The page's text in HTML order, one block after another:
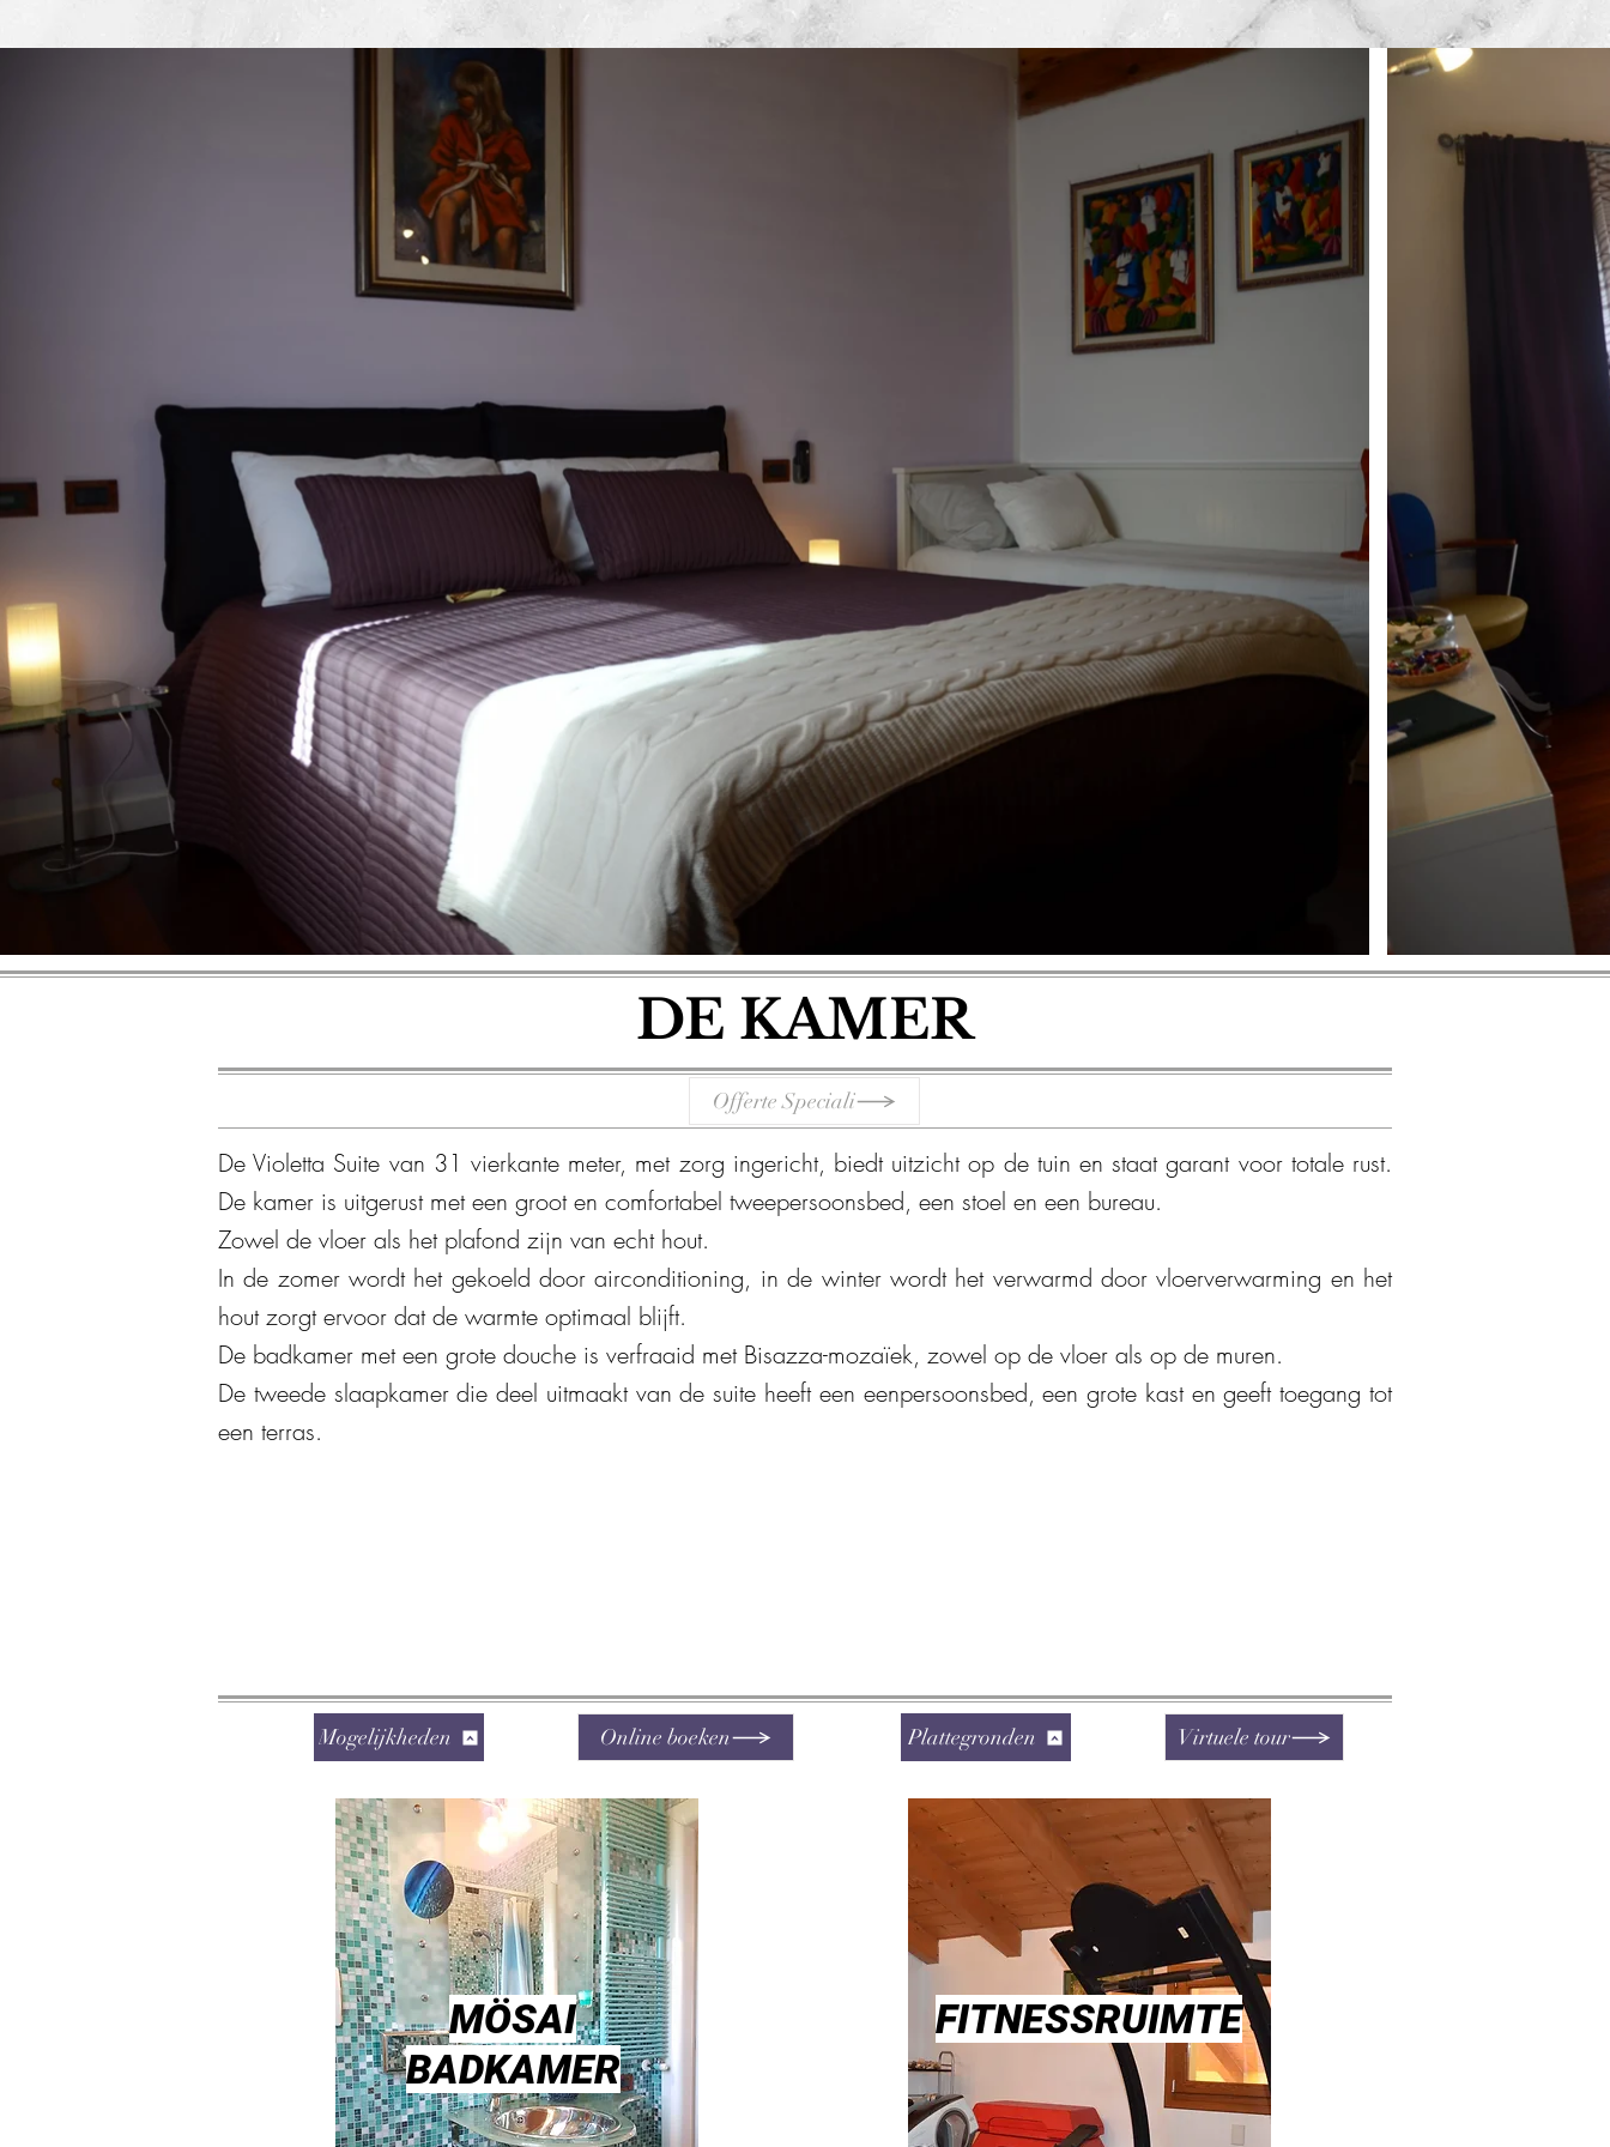
DE KAMER
Offerte Speciali
De Violetta Suite van 31 vierkante meter, met zorg ingericht, biedt uitzicht op de tuin en staat garant voor totale rust.
De kamer is uitgerust met een groot en comfortabel tweepersoonsbed, een stoel en een bureau.
Zowel de vloer als het plafond zijn van echt hout.
In de zomer wordt het gekoeld door airconditioning, in de winter wordt het verwarmd door vloerverwarming en het
hout zorgt ervoor dat de warmte optimaal blijft.
De badkamer met een grote douche is verfraaid met Bisazza-mozaïek, zowel op de vloer als op de muren.
De tweede slaapkamer die deel uitmaakt van de suite heeft een eenpersoonsbed, een grote kast en geeft toegang tot
een terras.
Mogelijkheden Online boeken Plattegronden Virtuele tour
MÖSAI
BADKAMER
FITNESSRUIMTE